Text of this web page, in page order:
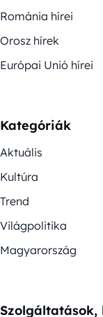
Románia hírei
Orosz hírek
Európai Unió hírei
Kategóriák
Aktuális
Kultúra
Trend
Világpolitika
Magyarország
Szolgáltatások,